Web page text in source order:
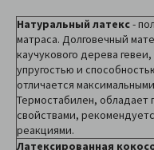
Натуральный латекс-
матраса. Долговечный
каучукового дерева
упругостью и
отличается
Термостабилен,
свойствами,
реакциями.
Латексированная